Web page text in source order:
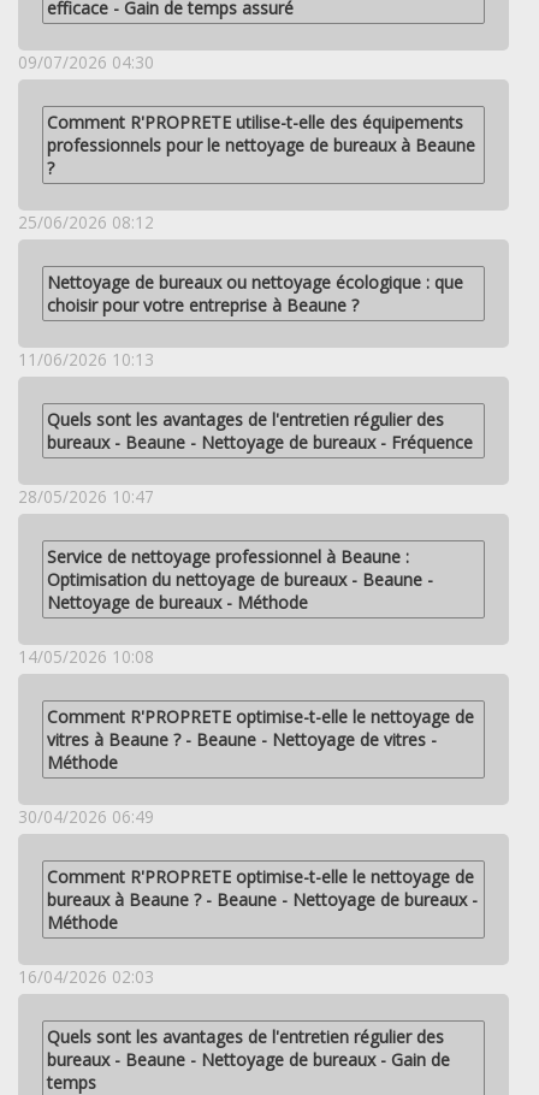
efficace - Gain de temps assuré
09/07/2026 04:30
Comment R'PROPRETE utilise-t-elle des équipements
professionnels pour le nettoyage de bureaux à Beaune
?
25/06/2026 08:12
Nettoyage de bureaux ou nettoyage écologique : que
choisir pour votre entreprise à Beaune ?
11/06/2026 10:13
Quels sont les avantages de l'entretien régulier des
bureaux - Beaune - Nettoyage de bureaux - Fréquence
28/05/2026 10:47
Service de nettoyage professionnel à Beaune :
Optimisation du nettoyage de bureaux - Beaune -
Nettoyage de bureaux - Méthode
14/05/2026 10:08
Comment R'PROPRETE optimise-t-elle le nettoyage de
vitres à Beaune ? - Beaune - Nettoyage de vitres -
Méthode
30/04/2026 06:49
Comment R'PROPRETE optimise-t-elle le nettoyage de
bureaux à Beaune ? - Beaune - Nettoyage de bureaux -
Méthode
16/04/2026 02:03
Quels sont les avantages de l'entretien régulier des
bureaux - Beaune - Nettoyage de bureaux - Gain de
temps